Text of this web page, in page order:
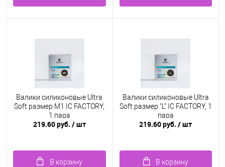
Валики силиконовые Ultra
Soft размер M1 IC FACTORY,
1 пара
219.60 руб. / шт
В корзину
Валики силиконовые Ultra
Soft размер "L" IC FACTORY, 1
пара
219.60 руб./ шт
В корзину